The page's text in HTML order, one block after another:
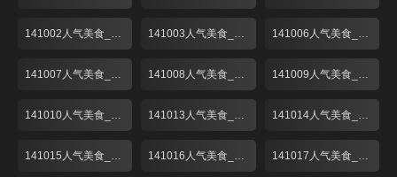
141002人气美食_001 141003人气美食_001 141006人气美食_001
141007人气美食_001 141008人气美食_001 141009人气美食_001
141010人气美食_001 141013人气美食_001 141014人气美食_001
141015人气美食_001 141016人气美食_001 141017人气美食_001